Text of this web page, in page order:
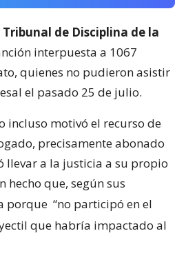
de Disciplina de la
interpuesta a 1067
quienes no pudieron asistir
el pasado 25 de julio.
incluso motivó el recurso de
precisamente abonado
llevar a la justicia a su propio
hecho que, según sus
porque “no participó en el
que habría impactado al